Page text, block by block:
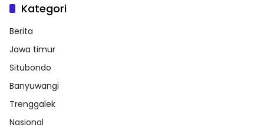
Kategori
Berita
Jawa timur
Situbondo
Banyuwangi
Trenggalek
Nasional